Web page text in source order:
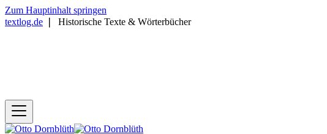
Zum Hauptinhalt springen
textlog.de
Historische Texte & Wörterbücher